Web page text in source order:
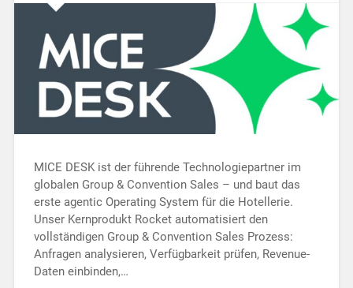
MICE DESK ist der führende Technologiepartner im
globalen Group & Convention Sales – und baut das
erste agentic Operating System für die Hotellerie.
Unser Kernprodukt Rocket automatisiert den
vollständigen Group & Convention Sales Prozess:
Anfragen analysieren, Verfügbarkeit prüfen, Revenue-
Daten einbinden,…